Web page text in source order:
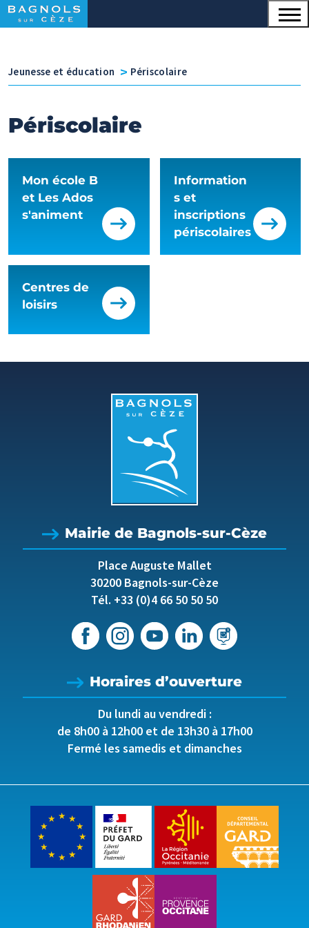
Panneau de gestion des cookies
Menu principal
Contenu
Jeunesse et éducation v Périscolaire
Périscolaire
Mon école B
et Les Ados
s'animent
Information
s et
inscriptions
périscolaires
Centres de
loisirs
Mairie de Bagnols-sur-Cèze
Place Auguste Mallet
30200 Bagnols-sur-Cèze
Tél. +33 (0)4 66 50 50 50
Horaires d’ouverture
Du lundi au vendredi :
de 8h00 à 12h00 et de 13h30 à 17h00
Fermé les samedis et dimanches